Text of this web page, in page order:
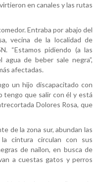
en canales y las rutas
Entraba por abajo del
vecina de la localidad de
“Estamos pidiendo (a las
agua de beber sale negra”,
afectadas.
un hijo discapacitado con
tengo que salir con él y está
Dolores Rosa, que
de la zona sur, abundan las
cintura circulan con sus
de nailon, en busca de
a cuestas gatos y perros